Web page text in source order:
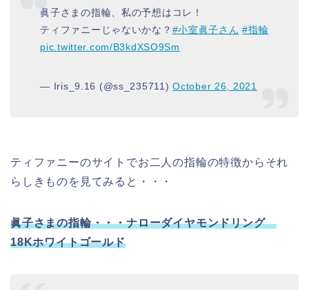
眞子さまの指輪、私の予想はコレ！
ティファニーじゃないかな？ #小室眞子さん #指輪
pic.twitter.com/B3kdXSO9Sm
— Iris_9.16 (@ss_235711)October 26, 2021
ティファニーのサイトでお二人の指輪の特徴からそれ
らしきものを見てみると・・・
眞子さまの指輪・・・ナローダイヤモンドリング
18Kホワイトゴールド